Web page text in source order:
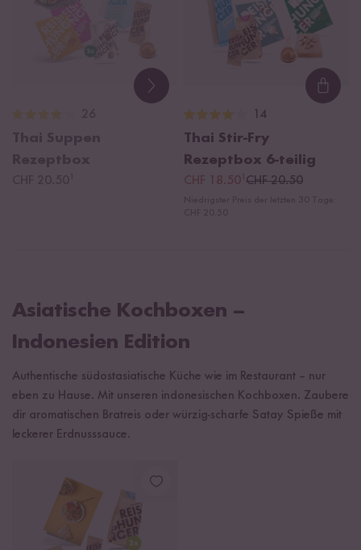
14
Thai Stir-Fry
Rezeptbox 6-teilig
CHF 18.50¹CHF 20.50
Asiatische Kochboxen –
Indonesien Edition
Authentische südostasiatische Küche wie im Restaurant – nur
eben zu Hause. Mit unseren indonesischen Kochboxen. Zaubere
dir aromatischen Bratreis oder würzig-scharfe Satay Spieße mit
leckerer Erdnusssauce.